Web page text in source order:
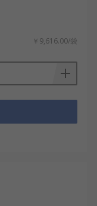
￥9,616.00/袋